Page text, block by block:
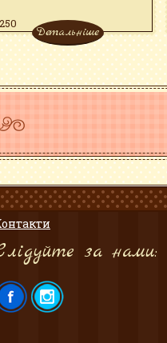
Детальніше
за нами: